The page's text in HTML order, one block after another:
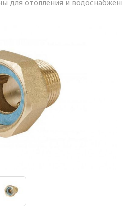
для отопления и